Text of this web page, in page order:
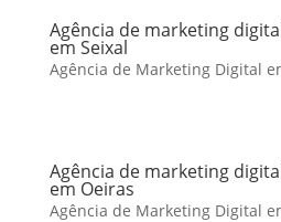
Agência de marketing
em Seixal
Agência de Marketing Digital
Agência de marketing
em Oeiras
Agência de Marketing Digital